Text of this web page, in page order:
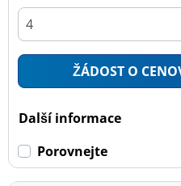
ŽÁDOST O
Další informace
Porovnejte